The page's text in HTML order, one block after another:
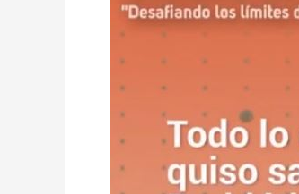
los
productividad»